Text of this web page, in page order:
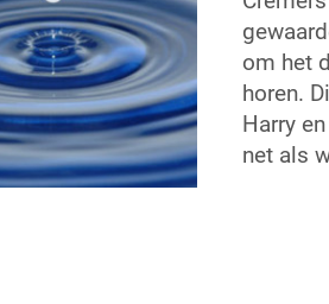
om het
horen.
Harry
net als